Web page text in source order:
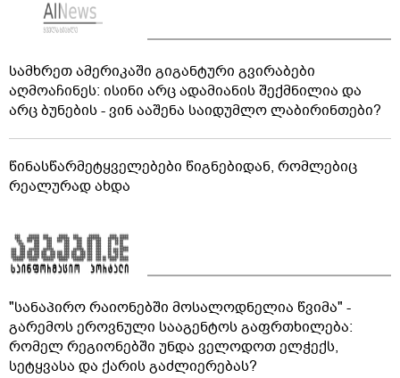
სამხრეთ ამერიკაში გიგანტური გვირაბები
აღმოაჩინეს: ისინი არც ადამიანის შექმნილია და
არც ბუნების - ვინ ააშენა საიდუმლო ლაბირინთები?
წინასწარმეტყველებები წიგნებიდან, რომლებიც
რეალურად ახდა
"სანაპირო რაიონებში მოსალოდნელია წვიმა" -
გარემოს ეროვნული სააგენტოს გაფრთხილება:
რომელ რეგიონებში უნდა ველოდოთ ელჭექს,
სეტყვასა და ქარის გაძლიერებას?